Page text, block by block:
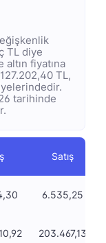
TL diye
altın fiyatına
TL,
tarihinde
Satış
6.535,25
203.467,13